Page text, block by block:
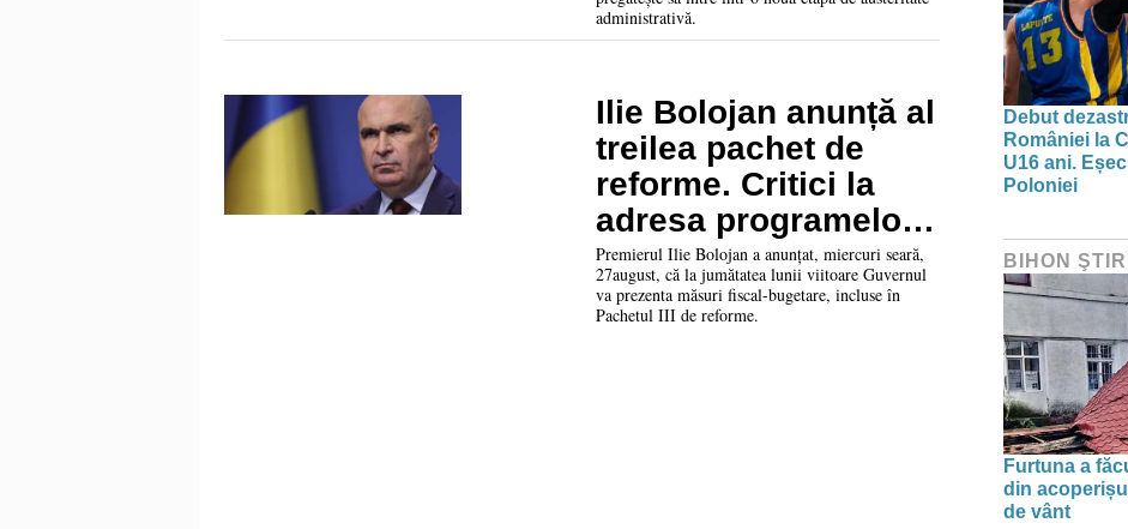
administrativă.
Ilie Bolojan anunță al
treilea pachet de
reforme. Critici la
adresa programelor
Rabla
Premierul Ilie Bolojan a anunțat, miercuri seară,
27august, că la jumătatea lunii viitoare Guvernul
va prezenta măsuri fiscal-bugetare, incluse în
Pachetul III de reforme.
Debut
României la
U16 ani.
Poloniei
BIHON
Furtuna a
din
de vânt